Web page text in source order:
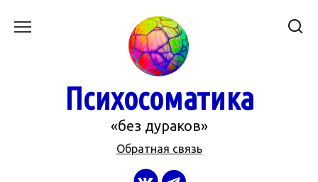
Психосоматика
«без дураков»
Обратная связь